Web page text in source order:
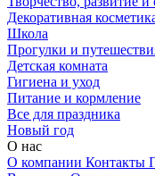
Декоративная
Школа
Прогулки и
Детская комната
Гигиена и уход
Питание и кормление
Все для праздника
Новый год
О нас
О компании Контакты